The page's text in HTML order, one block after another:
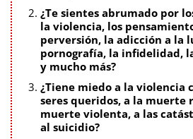
¿Te sientes abrumado por
la violencia, los
perversión, la adicción a la
pornografía, la infidelidad,
y mucho más?
¿Tiene miedo a la violencia
seres queridos, a la muerte
muerte violenta, a las
al suicidio?